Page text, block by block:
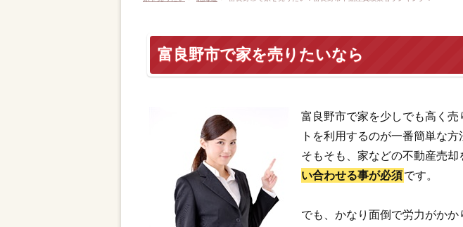
富良野市で家を売りたいなら
富良野市で家を少しでも高く
トを利用するのが一番簡単な方
そもそも、家などの不動産売却
い合わせる事が必須です。
でも、かなり面倒で労力がか